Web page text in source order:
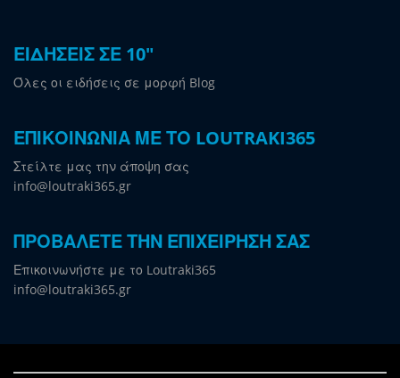
ΕΙΔΗΣΕΙΣ ΣΕ 10"
Όλες οι ειδήσεις σε μορφή Blog
ΕΠΙΚΟΙΝΩΝΙΑ ΜΕ ΤΟ LOUTRAKI365
Στείλτε μας την άποψη σας
info@loutraki365.gr
ΠΡΟΒΑΛΕΤΕ ΤΗΝ ΕΠΙΧΕΙΡΗΣΗ ΣΑΣ
Επικοινωνήστε με το Loutraki365
info@loutraki365.gr